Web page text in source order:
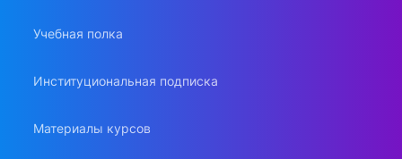
Учебная полка
Институциональная подписка
Материалы курсов